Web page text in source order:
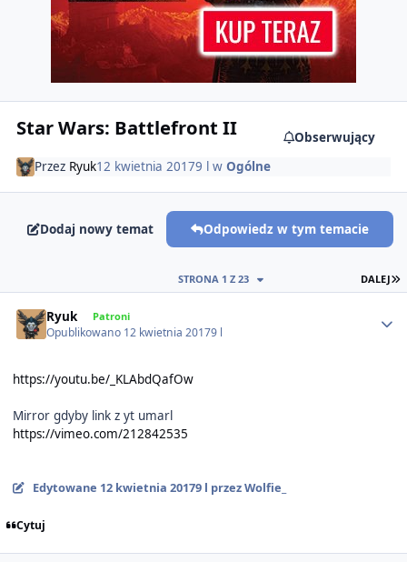
Star Wars: Battlefront II
Obserwujący
Przez Ryuk12 kwietnia 20179 l w Ogólne
Dodaj nowy temat Odpowiedz w tym temacie
DALEJ
STRONA 1 Z 23
Ryuk Patroni
Opublikowano 12 kwietnia 20179 l
https://youtu.be/_KLAbdQafOw
Mirror gdyby link z yt umarl
https://vimeo.com/212842535
Edytowane 12 kwietnia 20179 l przez Wolfie_
Cytuj